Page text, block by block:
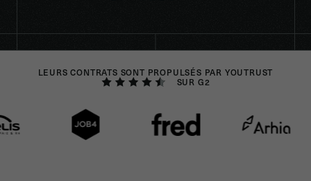
LEURS CONTRATS SONT PROPULSÉS PAR YOUTRUST
SUR G2